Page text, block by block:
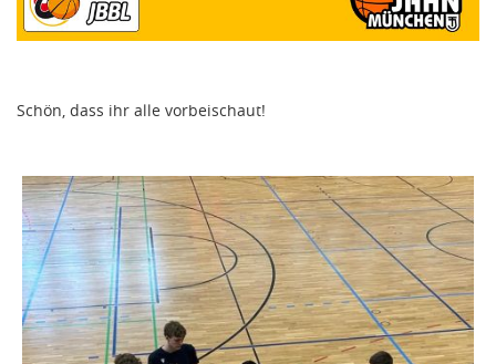
Schön, dass ihr alle vorbeischaut!